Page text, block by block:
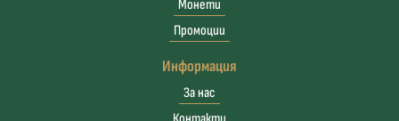
Монети
Промоции
Информация
За нас